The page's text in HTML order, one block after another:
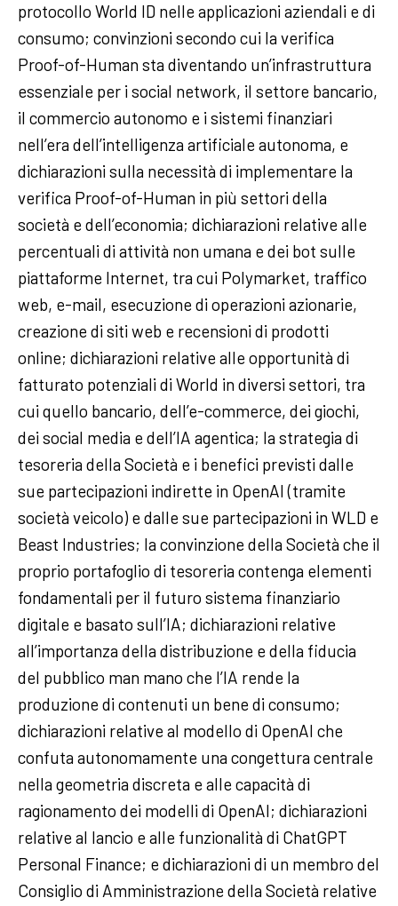
protocollo World ID nelle applicazioni aziendali e di
consumo; convinzioni secondo cui la verifica
Proof-of-Human sta diventando un’infrastruttura
essenziale per i social network, il settore bancario,
il commercio autonomo e i sistemi finanziari
nell’era dell’intelligenza artificiale autonoma, e
dichiarazioni sulla necessità di implementare la
verifica Proof-of-Human in più settori della
società e dell’economia; dichiarazioni relative alle
percentuali di attività non umana e dei bot sulle
piattaforme Internet, tra cui Polymarket, traffico
web, e-mail, esecuzione di operazioni azionarie,
creazione di siti web e recensioni di prodotti
online; dichiarazioni relative alle opportunità di
fatturato potenziali di World in diversi settori, tra
cui quello bancario, dell’e-commerce, dei giochi,
dei social media e dell’IA agentica; la strategia di
tesoreria della Società e i benefici previsti dalle
sue partecipazioni indirette in OpenAI (tramite
società veicolo) e dalle sue partecipazioni in WLD e
Beast Industries; la convinzione della Società che il
proprio portafoglio di tesoreria contenga elementi
fondamentali per il futuro sistema finanziario
digitale e basato sull’IA; dichiarazioni relative
all’importanza della distribuzione e della fiducia
del pubblico man mano che l’IA rende la
produzione di contenuti un bene di consumo;
dichiarazioni relative al modello di OpenAI che
confuta autonomamente una congettura centrale
nella geometria discreta e alle capacità di
ragionamento dei modelli di OpenAI; dichiarazioni
relative al lancio e alle funzionalità di ChatGPT
Personal Finance; e dichiarazioni di un membro del
Consiglio di Amministrazione della Società relative